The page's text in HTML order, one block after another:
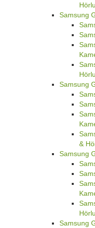
Samsung
Samsung
&
Samsung
Samsung